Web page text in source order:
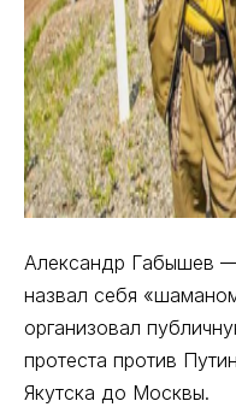
Александр Габышев —
назвал себя
организовал
протеста против
Якутска до Москвы.